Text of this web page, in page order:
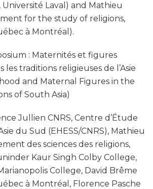
Université Laval) and Mathieu
for the study of religions,
à Montréal).
: Maternités et figures
les traditions religieuses de l’Asie
and Maternal Figures in the
of South Asia)
Jullien CNRS, Centre d’Étude
du Sud (EHESS/CNRS), Mathieu
des sciences des religions,
Kaur Singh Colby College,
College, David Brême
à Montréal, Florence Pasche